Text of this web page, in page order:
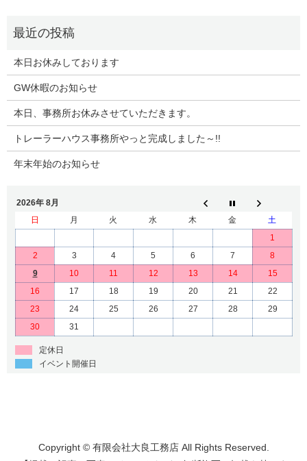
本日お休みしております
GW休暇のお知らせ
本日、事務所お休みさせていただきます。
トレーラーハウス事務所やっと完成しました～!!
年末年始のお知らせ
2026年 8月
日
月 火 水 木 金
土
1
2
3 4 5 6 7
8
9
10 11 12 13 14
15
16
17 18 19 20 21
22
23
24 25 26 27 28
29
30
31
定休日
イベント開催日
Copyright © 有限会社大良工務店 All Rights Reserved.